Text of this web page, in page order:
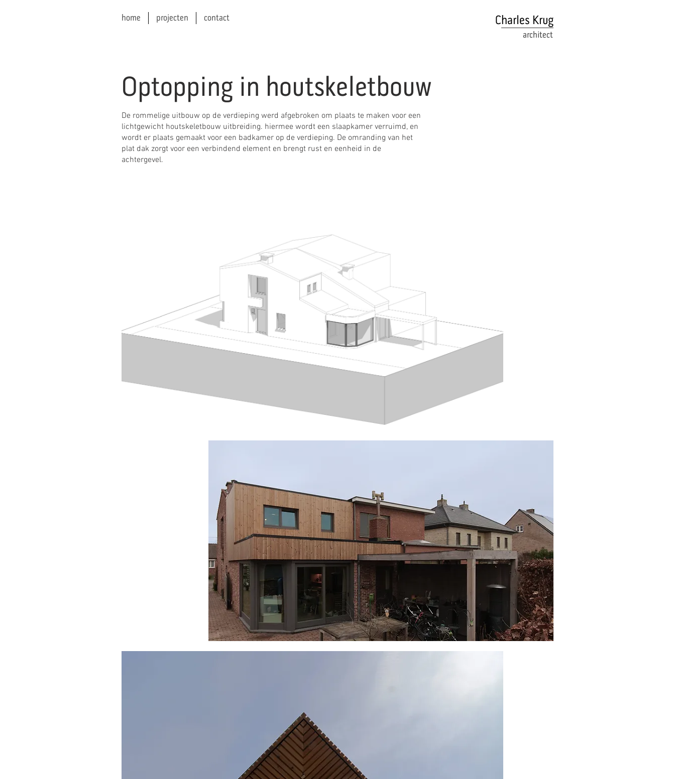
home projecten contact Charles Krug
architect
Optopping in houtskeletbouw
De rommelige uitbouw op de verdieping werd afgebroken om plaats te maken voor een
lichtgewicht houtskeletbouw uitbreiding. hiermee wordt een slaapkamer verruimd, en
wordt er plaats gemaakt voor een badkamer op de verdieping. De omranding van het
plat dak zorgt voor een verbindend element en brengt rust en eenheid in de
achtergevel.